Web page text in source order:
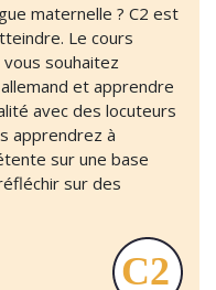
maternelle ? C2 est
Le cours
souhaitez
et apprendre
avec des locuteurs
apprendrez à
sur une base
sur des